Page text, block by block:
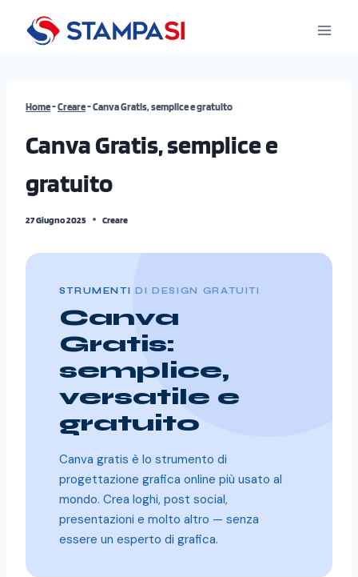
Home-Creare-Canva Gratis, semplice e gratuito
Canva Gratis, semplice e
gratuito
27 Giugno 2025 Creare
STRUMENTI DI DESIGN GRATUITI
Canva
Gratis:
semplice,
versatile e
gratuito
Canva gratis è lo strumento di
progettazione grafica online più usato al
mondo. Crea loghi, post social,
presentazioni e molto altro — senza
essere un esperto di grafica.